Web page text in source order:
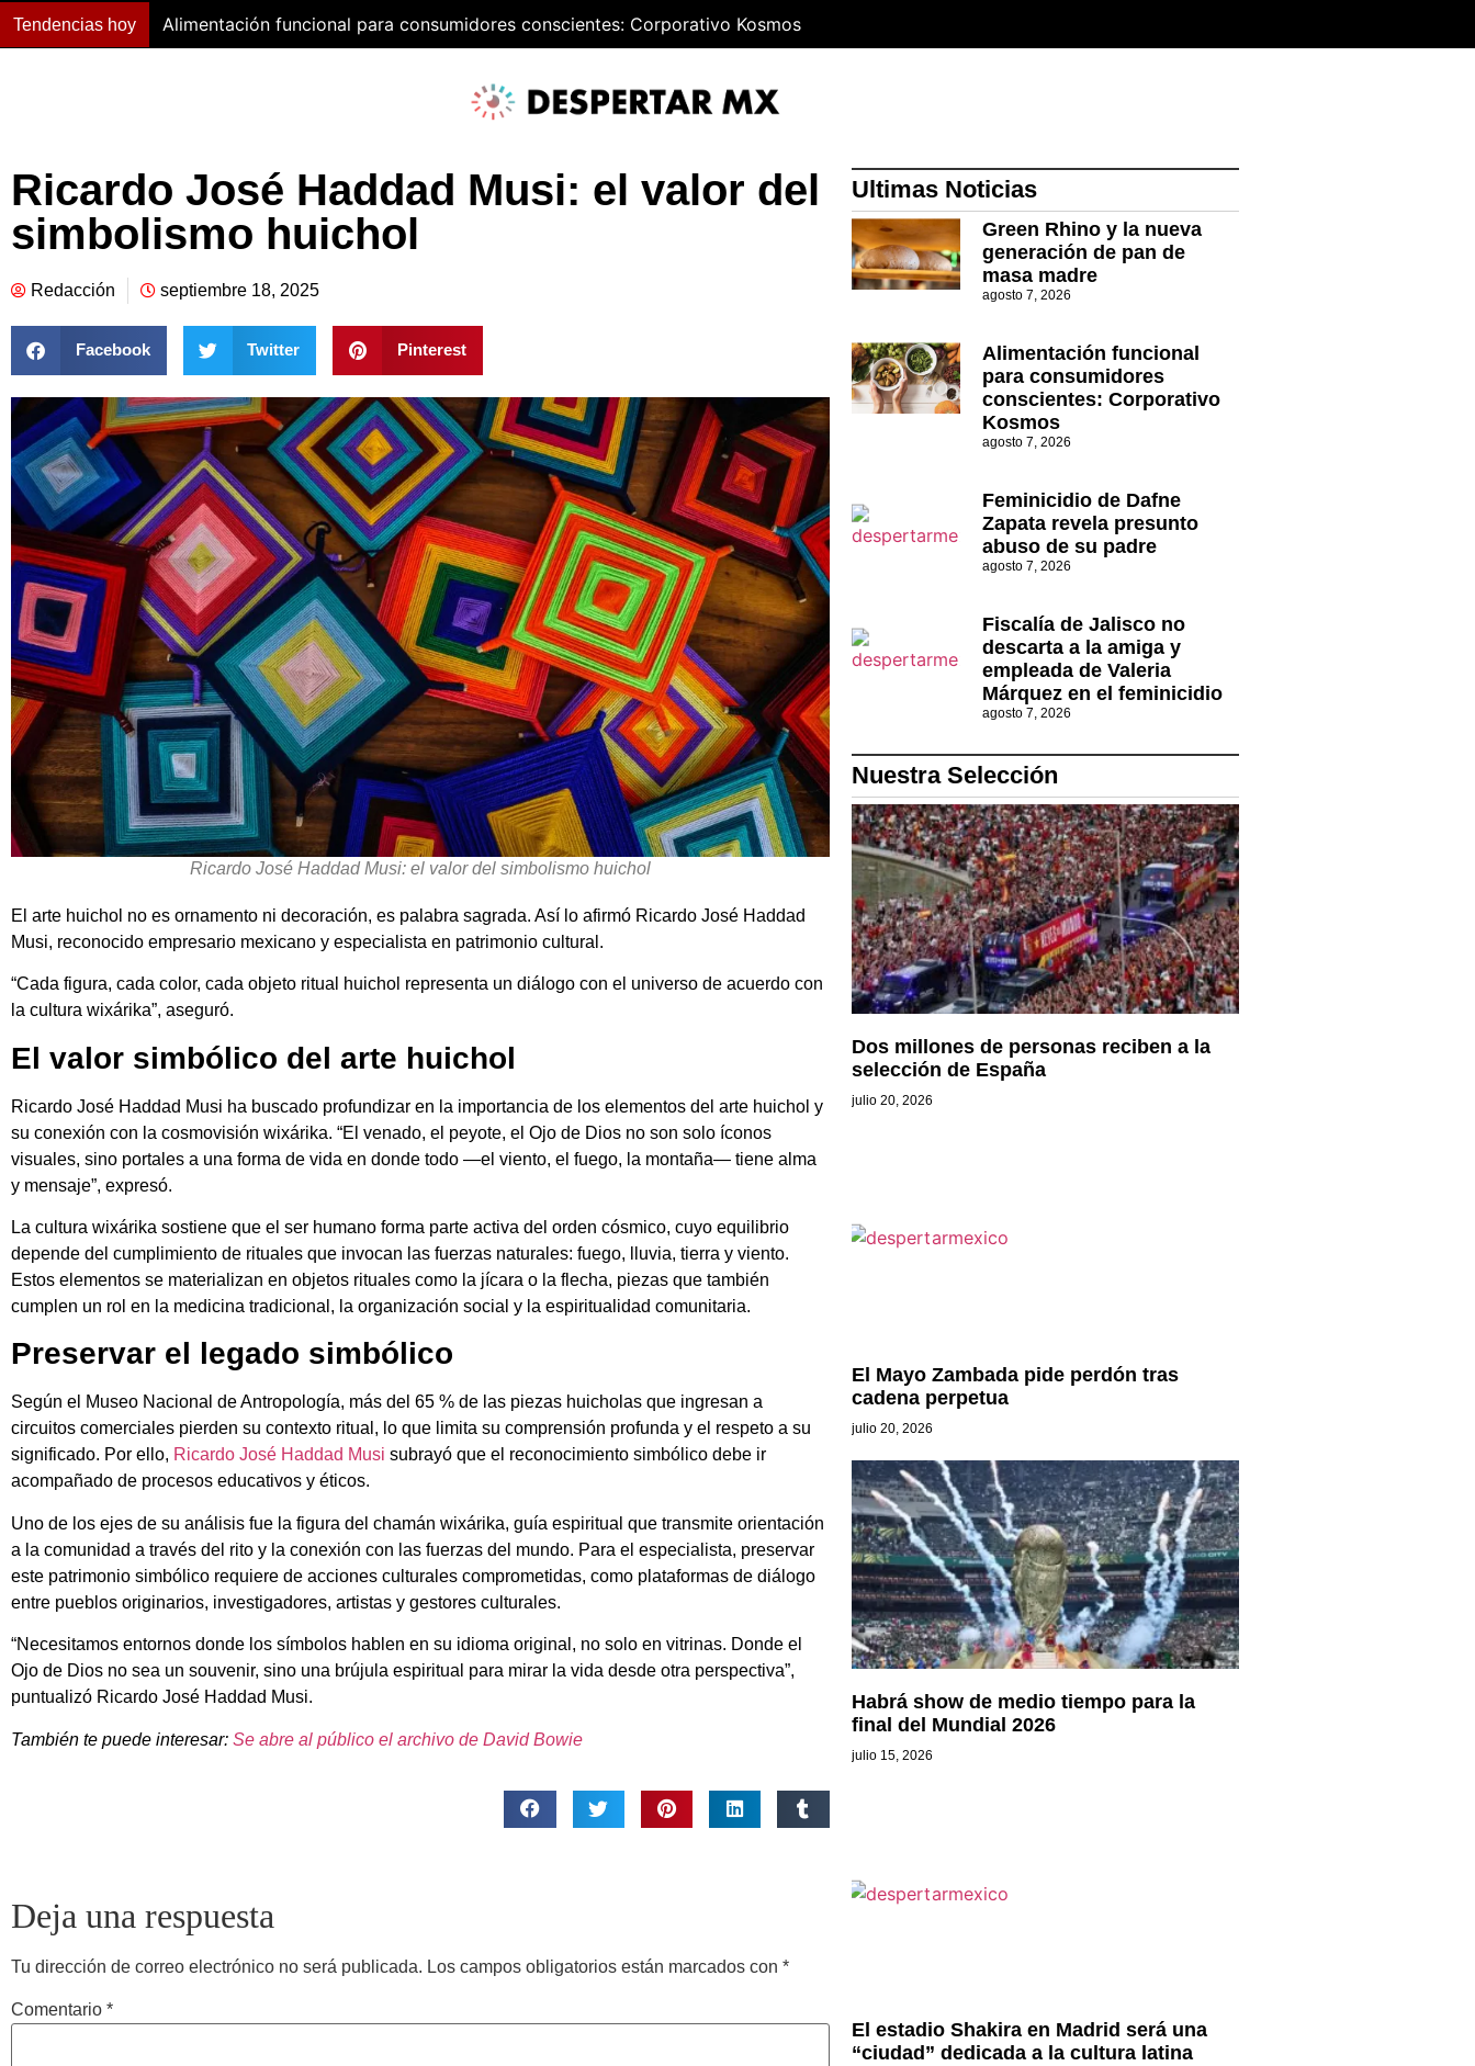
Tendencias hoy Alimentación funcional para consumidores conscientes: Corporativo Kosmos
Ricardo José Haddad Musi: el valor del
simbolismo huichol
Redacción septiembre 18, 2025
Facebook Twitter Pinterest
Ricardo José Haddad Musi: el valor del simbolismo huichol
El arte huichol no es ornamento ni decoración, es palabra sagrada. Así lo afirmó Ricardo José Haddad
Musi, reconocido empresario mexicano y especialista en patrimonio cultural.
“Cada figura, cada color, cada objeto ritual huichol representa un diálogo con el universo de acuerdo con
la cultura wixárika”, aseguró.
El valor simbólico del arte huichol
Ricardo José Haddad Musi ha buscado profundizar en la importancia de los elementos del arte huichol y
su conexión con la cosmovisión wixárika. “El venado, el peyote, el Ojo de Dios no son solo íconos
visuales, sino portales a una forma de vida en donde todo —el viento, el fuego, la montaña— tiene alma
y mensaje”, expresó.
La cultura wixárika sostiene que el ser humano forma parte activa del orden cósmico, cuyo equilibrio
depende del cumplimiento de rituales que invocan las fuerzas naturales: fuego, lluvia, tierra y viento.
Estos elementos se materializan en objetos rituales como la jícara o la flecha, piezas que también
cumplen un rol en la medicina tradicional, la organización social y la espiritualidad comunitaria.
Preservar el legado simbólico
Según el Museo Nacional de Antropología, más del 65 % de las piezas huicholas que ingresan a
circuitos comerciales pierden su contexto ritual, lo que limita su comprensión profunda y el respeto a su
significado. Por ello, Ricardo José Haddad Musi subrayó que el reconocimiento simbólico debe ir
acompañado de procesos educativos y éticos.
Uno de los ejes de su análisis fue la figura del chamán wixárika, guía espiritual que transmite orientación
a la comunidad a través del rito y la conexión con las fuerzas del mundo. Para el especialista, preservar
este patrimonio simbólico requiere de acciones culturales comprometidas, como plataformas de diálogo
entre pueblos originarios, investigadores, artistas y gestores culturales.
“Necesitamos entornos donde los símbolos hablen en su idioma original, no solo en vitrinas. Donde el
Ojo de Dios no sea un souvenir, sino una brújula espiritual para mirar la vida desde otra perspectiva”,
puntualizó Ricardo José Haddad Musi.
También te puede interesar: Se abre al público el archivo de David Bowie
Deja una respuesta
Tu dirección de correo electrónico no será publicada. Los campos obligatorios están marcados con *
Comentario *
Ultimas Noticias
Green Rhino y la nueva
generación de pan de
masa madre
agosto 7, 2026
Alimentación funcional
para consumidores
conscientes: Corporativo
Kosmos
agosto 7, 2026
Feminicidio de Dafne
Zapata revela presunto
abuso de su padre
agosto 7, 2026
Fiscalía de Jalisco no
descarta a la amiga y
empleada de Valeria
Márquez en el feminicidio
agosto 7, 2026
Nuestra Selección
Dos millones de personas reciben a la
selección de España
julio 20, 2026
El Mayo Zambada pide perdón tras
cadena perpetua
julio 20, 2026
Habrá show de medio tiempo para la
final del Mundial 2026
julio 15, 2026
El estadio Shakira en Madrid será una
“ciudad” dedicada a la cultura latina